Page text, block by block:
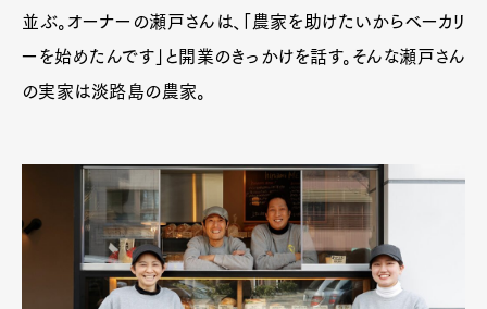
並ぶ。オーナーの瀬戸さんは、「農家を助けたいからベーカリ
ーを始めたんです」と開業のきっかけを話す。そんな瀬戸さん
の実家は淡路島の農家。